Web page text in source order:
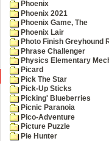
Phoenix
Phoenix 2021
Phoenix Game, The
Phoenix Lair
Photo Finish Greyhound
Phrase Challenger
Physics Elementary
Picard
Pick The Star
Pick-Up Sticks
Picking' Blueberries
Picnic Paranoia
Pico-Adventure
Picture Puzzle
Pie Hunter